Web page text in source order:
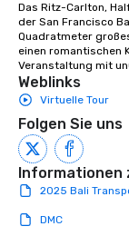
Das Ritz-Carlton,
der San Francisco
Quadratmeter
einen romantischen
Veranstaltung mit
Weblinks
Virtuelle Tour
Folgen Sie uns
2025 Bali
DMC